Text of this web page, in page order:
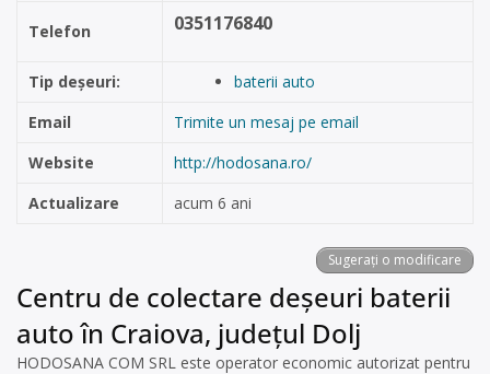
Telefon 0351176840
Tip deșeuri:
baterii auto
Email
Trimite un mesaj pe email
Website
http://hodosana.ro/
Actualizare
acum 6 ani
Sugerați o modificare
Centru de colectare deșeuri baterii
auto în Craiova, județul Dolj
HODOSANA COM SRL este operator economic autorizat pentru